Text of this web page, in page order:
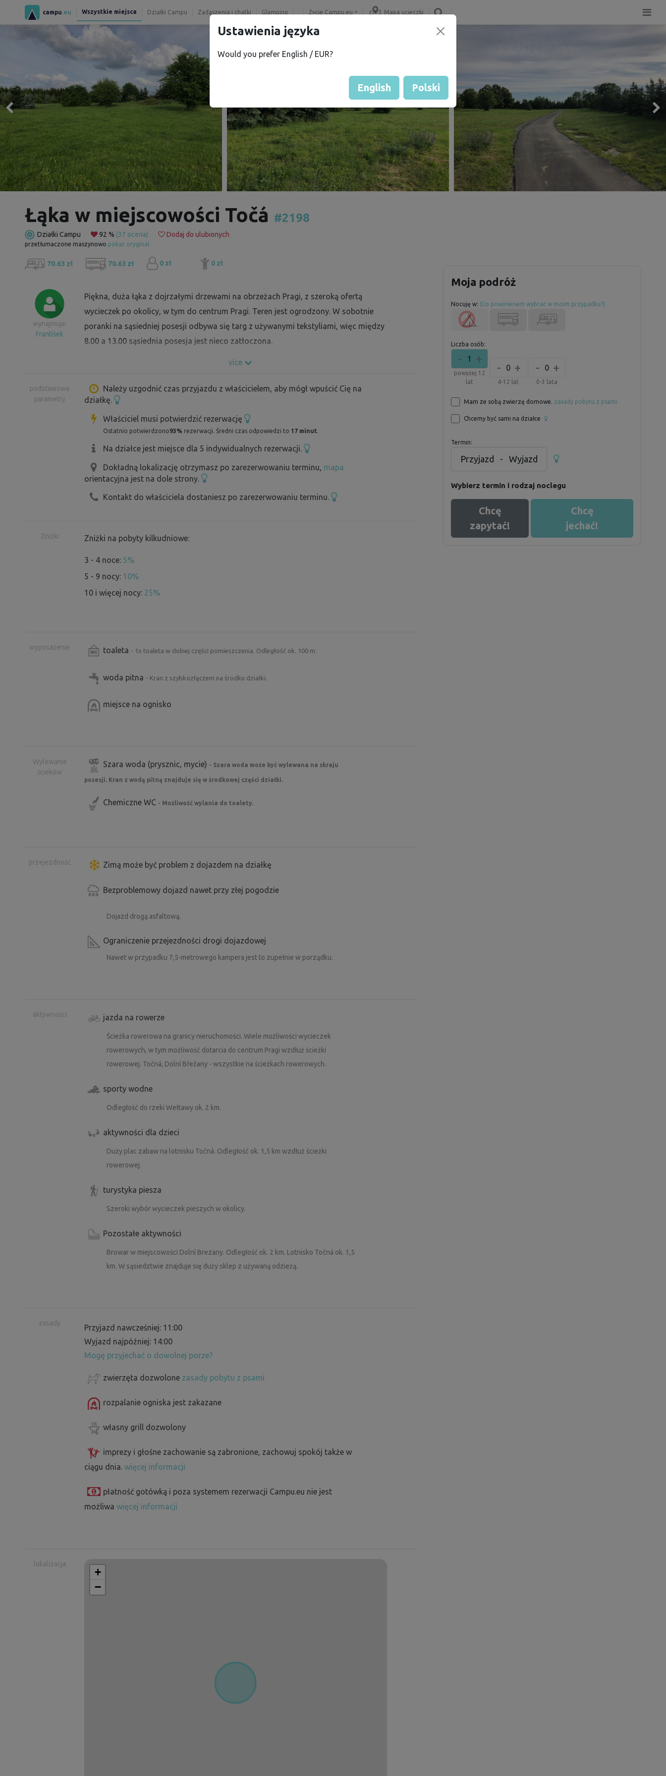
campu .eu Wszystkie miejsca Działki Campu Zadaszenia i chatki Glamping Życie Campu.eu Mapa ucieczki
Łąka w miejscowości Točá #2198
Działki Campu 92 % (37 ocena) Dodaj do ulubionych
przetłumaczone maszynowo pokaż oryginał
70.63 zł 70.63 zł 0 zł 0 zł
wynajmuje:
František
Piękna, duża łąka z dojrzałymi drzewami na obrzeżach Pragi, z szeroką ofertą
wycieczek po okolicy, w tym do centrum Pragi. Teren jest ogrodzony. W sobotnie
poranki na sąsiedniej posesji odbywa się targ z używanymi tekstyliami, więc między
8.00 a 13.00 sąsiednia posesja jest nieco zatłoczona.
více
podstawowe
parametry
Należy uzgodnić czas przyjazdu z właścicielem, aby mógł wpuścić Cię na
działkę.
Właściciel musi potwierdzić rezerwację
Ostatnio potwierdzono93% rezerwacji. Średni czas odpowiedzi to 17 minut.
Na działce jest miejsce dla 5 indywidualnych rezerwacji.
Dokładną lokalizację otrzymasz po zarezerwowaniu terminu, mapa
orientacyjna jest na dole strony.
Kontakt do właściciela dostaniesz po zarezerwowaniu terminu.
Zniżki Zniżki na pobyty kilkudniowe:
3 - 4 noce: 5%
5 - 9 nocy: 10%
10 i więcej nocy: 25%
wyposażenie toaleta - 1x toaleta w dolnej części pomieszczenia. Odległość ok. 100 m.
woda pitna - Kran z szybkozłączem na środku działki.
miejsce na ognisko
Wylewanie
ścieków
Szara woda (prysznic, mycie) - Szara woda może być wylewana na skraju
posesji. Kran z wodą pitną znajduje się w środkowej części działki.
Chemiczne WC - Możliwość wylania do toalety.
przejezdność Zimą może być problem z dojazdem na działkę
Bezproblemowy dojazd nawet przy złej pogodzie
Dojazd drogą asfaltową.
Ograniczenie przejezdności drogi dojazdowej
Nawet w przypadku 7,5-metrowego kampera jest to zupełnie w porządku.
aktywności jazda na rowerze
Ścieżka rowerowa na granicy nieruchomości. Wiele możliwości wycieczek
rowerowych, w tym możliwość dotarcia do centrum Pragi wzdłuż ścieżki
rowerowej. Točná, Dolní Břežany - wszystkie na ścieżkach rowerowych.
sporty wodne
Odległość do rzeki Wełtawy ok. 2 km.
aktywności dla dzieci
Duży plac zabaw na lotnisku Točná. Odległość ok. 1,5 km wzdłuż ścieżki
rowerowej.
turystyka piesza
Szeroki wybór wycieczek pieszych w okolicy.
Pozostałe aktywności
Browar w miejscowości Dolní Brezany. Odległość ok. 2 km. Lotnisko Točná ok. 1,5
km. W sąsiedztwie znajduje się duży sklep z używaną odzieżą.
zasady
Przyjazd nawcześniej: 11:00
Wyjazd najpóźniej: 14:00
Mogę przyjechać o dowolnej porze?
zwierzęta dozwolone zasady pobytu z psami
rozpalanie ogniska jest zakazane
własny grill dozwolony
imprezy i głośne zachowanie są zabronione, zachowuj spokój także w
ciągu dnia. więcej informacji
płatność gotówką i poza systemem rezerwacji Campu.eu nie jest
możliwa więcej informacji
lokalizacja
+
−
Moja podróż
Nocuję w: (Co powinienem wybrać w moim przypadku?)
Liczba osób:
- +
1
powyżej 12
lat
- +
0
4-12 lat
- +
0
0-3 lata
Mam ze sobą zwierzę domowe. zasady pobytu z psami
Chcemy być sami na działce
Termin:
Przyjazd - Wyjazd
Wybierz termin i rodzaj noclegu
Chcę
zapytać!
Chcę
jechać!
Ustawienia języka
Would you prefer English / EUR?
English Polski